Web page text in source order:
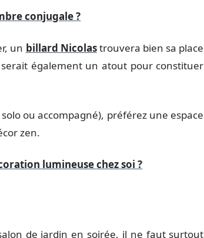
conjugale ?
un billard Nicolastrouvera bien sa place
serait également un atout pour constituer
ou accompagné), préférez une espace
zen.
lumineuse chez soi ?
de jardin en soirée, il ne faut surtout